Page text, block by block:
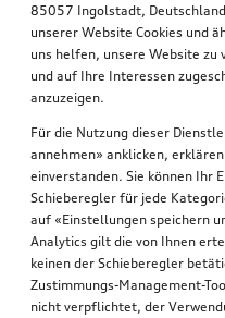
*528.00CHF
85057 Ingolstadt,
unserer Website Cookies und
uns helfen, unsere Website zu
und auf Ihre Interessen
anzuzeigen.
Für die Nutzung dieser
annehmen» anklicken,
einverstanden. Sie können Ihr
Schieberegler für jede
auf «Einstellungen speichern
Analytics gilt die von Ihnen
keinen der Schieberegler
Zustimmungs-Management-
nicht verpflichtet, der